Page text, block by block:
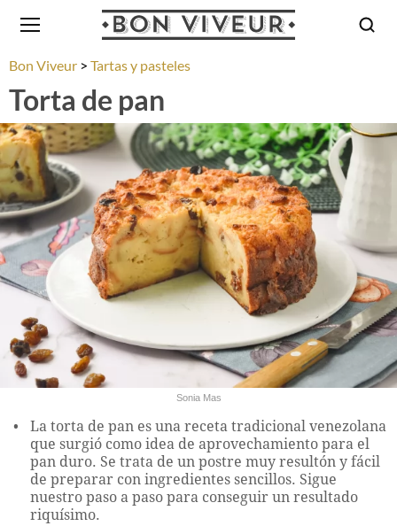
Bon Viveur Tartas y pasteles
Torta de pan
Sonia Mas
La torta de pan es una receta tradicional venezolana
que surgió como idea de aprovechamiento para el
pan duro. Se trata de un postre muy resultón y fácil
de preparar con ingredientes sencillos. Sigue
nuestro paso a paso para conseguir un resultado
riquísimo.